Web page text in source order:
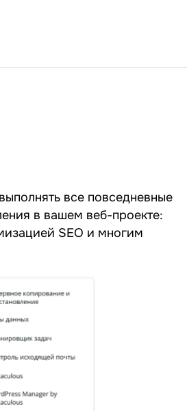
все повседневные
в вашем веб-проекте:
SEO и многим